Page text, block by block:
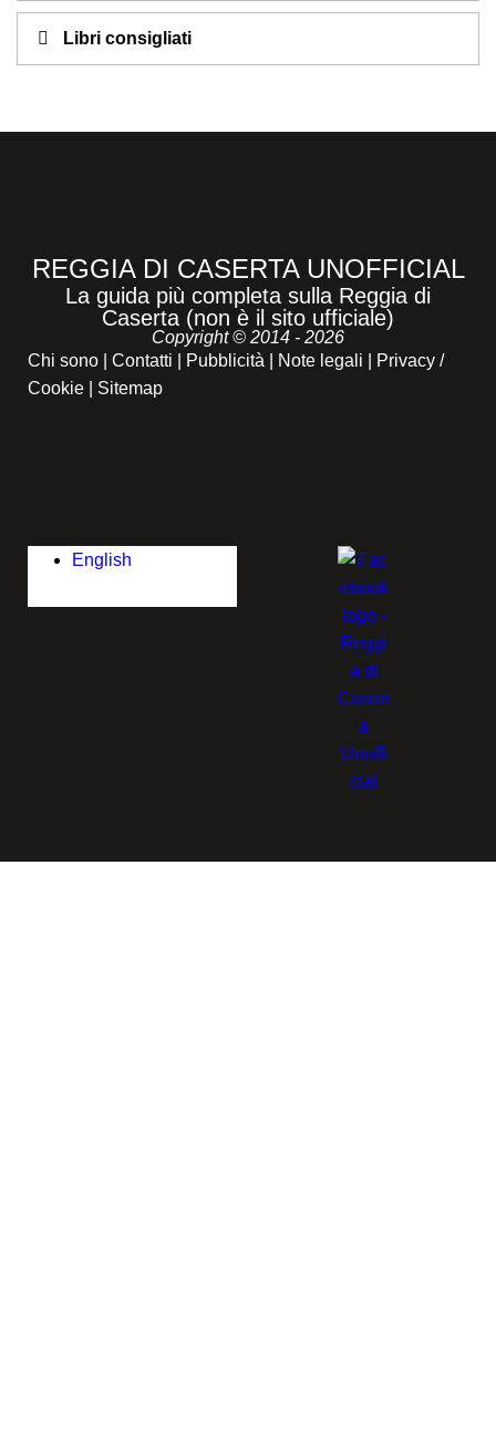
Libri consigliati
REGGIA DI CASERTA UNOFFICIAL
La guida più completa sulla Reggia di
Caserta (non è il sito ufficiale)
Copyright © 2014 - 2026
Chi sono
Contatti Pubblicità Note legali
Privacy /
Cookie
Sitemap
English